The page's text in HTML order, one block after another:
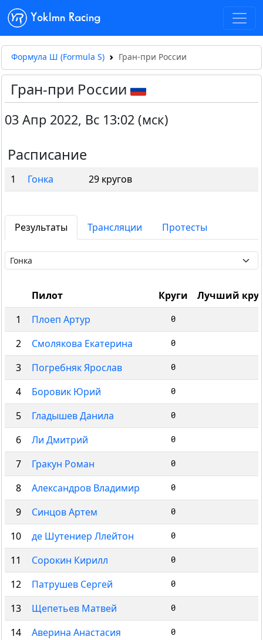
Yoklmn Racing
Формула Ш (Formula S) Гран-при России
Гран-при России
03 Апр 2022, Вс 13:02 (мск)
Расписание
1 Гонка 29 кругов
Результаты Трансляции Протесты
Пилот Круги
Лучший круг
1
Плоеп Артур 0
2 Смолякова Екатерина 0
3 Погребняк Ярослав 0
4 Боровик Юрий 0
5 Гладышев Данила 0
6 Ли Дмитрий 0
7 Гракун Роман 0
8 Александров Владимир 0
9 Синцов Артем 0
10 де Шутениер Ллейтон 0
11 Сорокин Кирилл 0
12 Патрушев Сергей 0
13 Щепетьев Матвей 0
14 Аверина Анастасия 0